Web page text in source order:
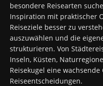
besondere Reisearten
Inspiration mit praktischer
Reiseziele besser zu
auszuwählen und die
strukturieren. Von
Inseln, Küsten,
Reisekugel eine
Reiseentscheidungen.